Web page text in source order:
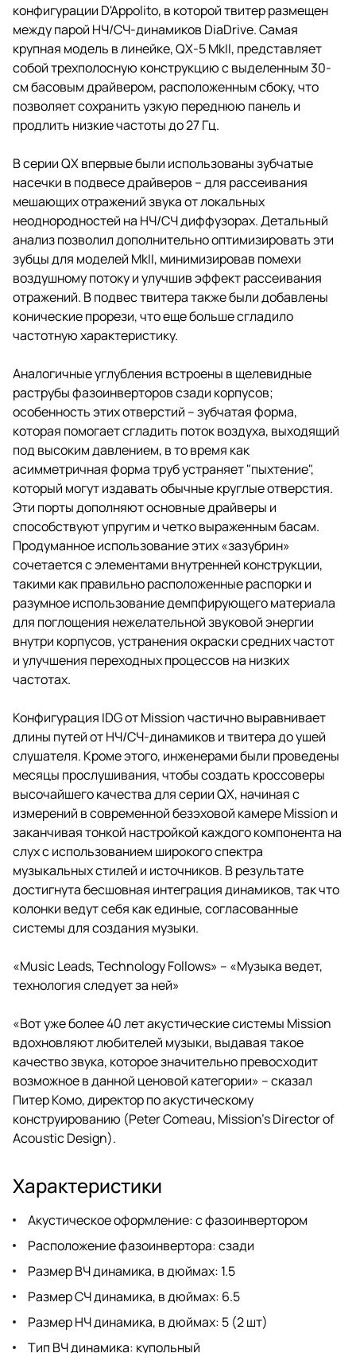
конфигурации D'Appolito, в которой твитер размещен
между парой НЧ/СЧ-динамиков DiaDrive. Самая
крупная модель в линейке, QX-5 MkII, представляет
собой трехполосную конструкцию с выделенным 30-
см басовым драйвером, расположенным сбоку, что
позволяет сохранить узкую переднюю панель и
продлить низкие частоты до 27 Гц.
В серии QX впервые были использованы зубчатые
насечки в подвесе драйверов – для рассеивания
мешающих отражений звука от локальных
неоднородностей на НЧ/СЧ диффузорах. Детальный
анализ позволил дополнительно оптимизировать эти
зубцы для моделей MkII, минимизировав помехи
воздушному потоку и улучшив эффект рассеивания
отражений. В подвес твитера также были добавлены
конические прорези, что еще больше сгладило
частотную характеристику.
Аналогичные углубления встроены в щелевидные
раструбы фазоинверторов сзади корпусов;
особенность этих отверстий – зубчатая форма,
которая помогает сгладить поток воздуха, выходящий
под высоким давлением, в то время как
асимметричная форма труб устраняет "пыхтение",
который могут издавать обычные круглые отверстия.
Эти порты дополняют основные драйверы и
способствуют упругим и четко выраженным басам.
Продуманное использование этих «зазубрин»
сочетается с элементами внутренней конструкции,
такими как правильно расположенные распорки и
разумное использование демпфирующего материала
для поглощения нежелательной звуковой энергии
внутри корпусов, устранения окраски средних частот
и улучшения переходных процессов на низких
частотах.
Конфигурация IDG от Mission частично выравнивает
длины путей от НЧ/СЧ-динамиков и твитера до ушей
слушателя. Кроме этого, инженерами были проведены
месяцы прослушивания, чтобы создать кроссоверы
высочайшего качества для серии QX, начиная с
измерений в современной безэховой камере Mission и
заканчивая тонкой настройкой каждого компонента на
слух с использованием широкого спектра
музыкальных стилей и источников. В результате
достигнута бесшовная интеграция динамиков, так что
колонки ведут себя как единые, согласованные
системы для создания музыки.
«Music Leads, Technology Follows» – «Музыка ведет,
технология следует за ней»
«Вот уже более 40 лет акустические системы Mission
вдохновляют любителей музыки, выдавая такое
качество звука, которое значительно превосходит
возможное в данной ценовой категории» – сказал
Питер Комо, директор по акустическому
конструированию (Peter Comeau, Mission’s Director of
Acoustic Design).
Характеристики
Акустическое оформление: с фазоинвертором
Расположение фазоинвертора: сзади
Размер ВЧ динамика, в дюймах: 1.5
Размер СЧ динамика, в дюймах: 6.5
Размер НЧ динамика, в дюймах: 5 (2 шт)
Тип ВЧ динамика: купольный